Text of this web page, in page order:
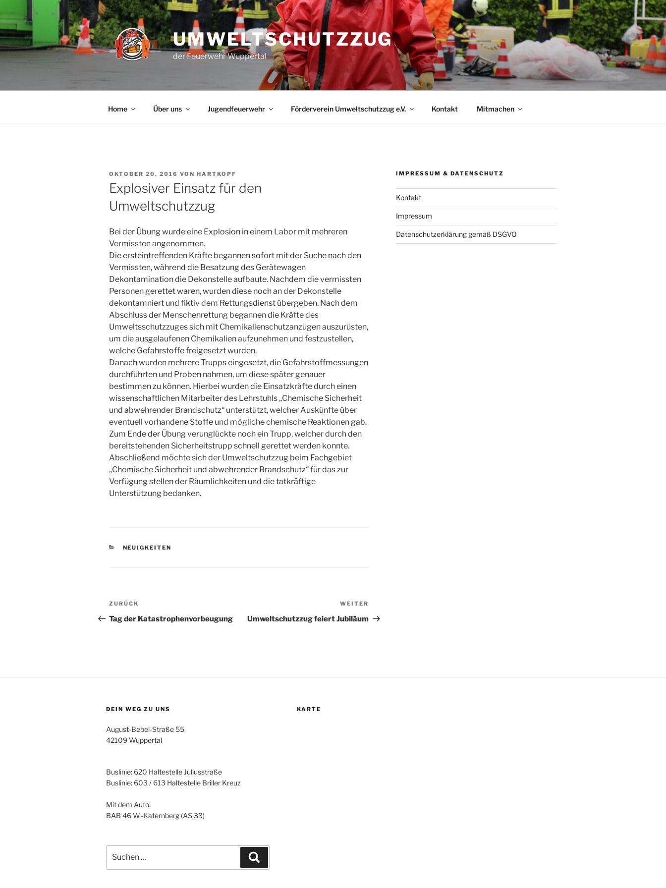
Inhalt
springen
UMWELTSCHUTZZUG
der Feuerwehr Wuppertal
Home Über uns Jugendfeuerwehr Förderverein Umweltschutzzug e.V. Kontakt Mitmachen
VERÖFFENTLICHT
AM
OKTOBER 20, 2016 VON HARTKOPF
Explosiver Einsatz für den
Umweltschutzzug
Bei der Übung wurde eine Explosion in einem Labor mit mehreren
Vermissten angenommen.
Die ersteintreffenden Kräfte begannen sofort mit der Suche nach den
Vermissten, während die Besatzung des Gerätewagen
Dekontamination die Dekonstelle aufbaute. Nachdem die vermissten
Personen gerettet waren, wurden diese noch an der Dekonstelle
dekontamniert und fiktiv dem Rettungsdienst übergeben. Nach dem
Abschluss der Menschenrettung begannen die Kräfte des
Umweltsschutzzuges sich mit Chemikalienschutzanzügen auszurüsten,
um die ausgelaufenen Chemikalien aufzunehmen und festzustellen,
welche Gefahrstoffe freigesetzt wurden.
Danach wurden mehrere Trupps eingesetzt, die Gefahrstoffmessungen
durchführten und Proben nahmen, um diese später genauer
bestimmen zu können. Hierbei wurden die Einsatzkräfte durch einen
wissenschaftlichen Mitarbeiter des Lehrstuhls „Chemische Sicherheit
und abwehrender Brandschutz“ unterstützt, welcher Auskünfte über
eventuell vorhandene Stoffe und mögliche chemische Reaktionen gab.
Zum Ende der Übung verunglückte noch ein Trupp, welcher durch den
bereitstehenden Sicherheitstrupp schnell gerettet werden konnte.
Abschließend möchte sich der Umweltschutzzug beim Fachgebiet
„Chemische Sicherheit und abwehrender Brandschutz“ für das zur
Verfügung stellen der Räumlichkeiten und die tatkräftige
Unterstützung bedanken.
KATEGORIEN
NEUIGKEITEN
Beitragsnavigation
Vorheriger
Beitrag
ZURÜCK
Tag der Katastrophenvorbeugung
Beitrag
WEITER
Umweltschutzzug feiert Jubiläum
IMPRESSUM & DATENSCHUTZ
Kontakt
Impressum
Datenschutzerklärung gemäß DSGVO
DEIN WEG ZU UNS
August-Bebel-Straße 55
42109 Wuppertal
Buslinie: 620 Haltestelle Juliusstraße
Buslinie: 603 / 613 Haltestelle Briller Kreuz
Mit dem Auto:
BAB 46 W.-Katernberg (AS 33)
nach:
KARTE